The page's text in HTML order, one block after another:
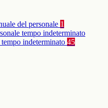
del personale 1
tempo indeterminato
indeterminato 45